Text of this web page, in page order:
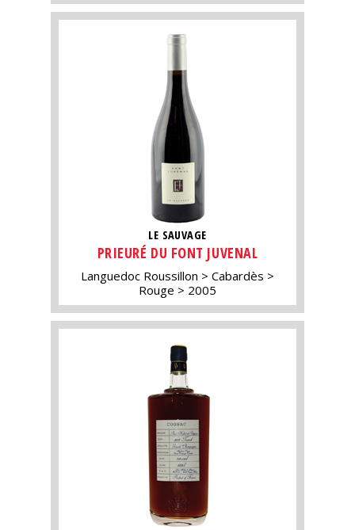
LE SAUVAGE
PRIEURÉ DU FONT JUVENAL
Languedoc Roussillon
Cabardès
Rouge
2005